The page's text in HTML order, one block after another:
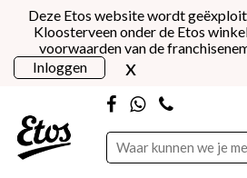
Deze Etos website wordt
Kloosterveen onder de Etos
voorwaarden van de
Inloggen
x